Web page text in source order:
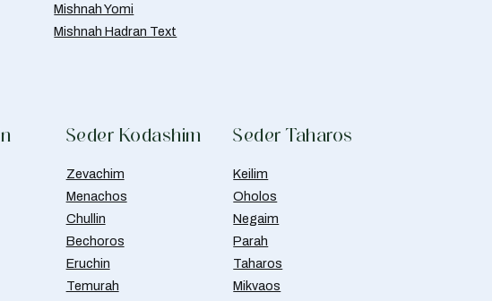
Mishnah Yomi
Mishnah Hadran Text
Seder Kodashim
Zevachim
Menachos
Chullin
Bechoros
Eruchin
Temurah
Seder Taharos
Keilim
Oholos
Negaim
Parah
Taharos
Mikvaos